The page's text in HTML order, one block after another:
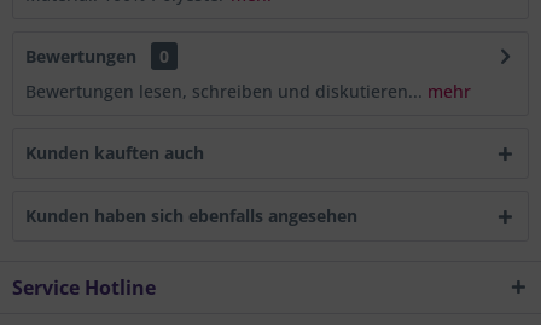
Bewertungen
0
Bewertungen lesen, schreiben und diskutieren... mehr
Kunden kauften auch
Kunden haben sich ebenfalls angesehen
Service Hotline